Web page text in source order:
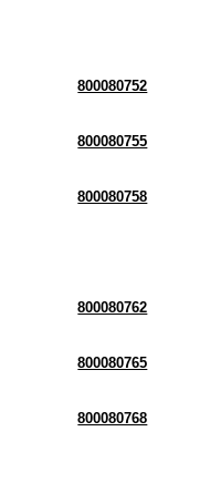
800080752
800080755
800080758
800080762
800080765
800080768